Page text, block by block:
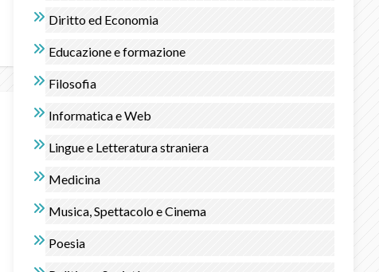
Diritto ed Economia
Educazione e formazione
Filosofia
Informatica e Web
Lingue e Letteratura straniera
Medicina
Musica, Spettacolo e Cinema
Poesia